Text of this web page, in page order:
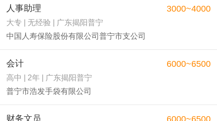
人事助理
大专 | 无经验 | 广东揭阳普宁
中国人寿保险股份有限公司普宁市支公司
3000~4000
会计
高中 | 2年 | 广东揭阳普宁
普宁市浩发手袋有限公司
6000~6500
财务文员 6000~6500